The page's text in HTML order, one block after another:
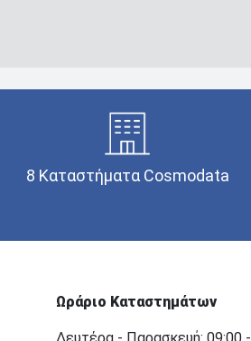
8 Καταστήματα Cosmodata
Ωράριο Καταστημάτων